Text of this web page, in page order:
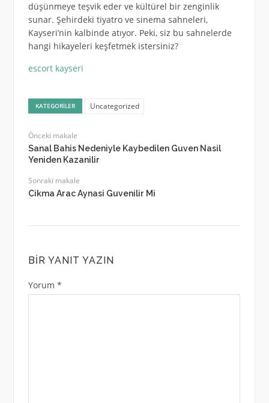
düşünmeye teşvik eder ve kültürel bir zenginlik
sunar. Şehirdeki tiyatro ve sinema sahneleri,
Kayseri’nin kalbinde atıyor. Peki, siz bu sahnelerde
hangi hikayeleri keşfetmek istersiniz?
escort kayseri
KATEGORILER Uncategorized
Önceki makale
Sanal Bahis Nedeniyle Kaybedilen Guven Nasil
Yeniden Kazanilir
Sonraki makale
Cikma Arac Aynasi Guvenilir Mi
BIR YANIT YAZIN
Yorum *